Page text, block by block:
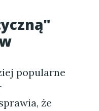
popularne
że